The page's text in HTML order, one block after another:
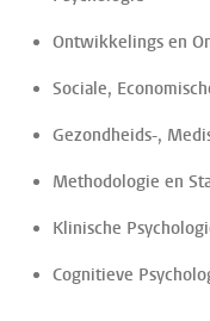
Ontwikkelings en
Sociale,
Gezondheids-,
Methodologie en
Klinische
Cognitieve